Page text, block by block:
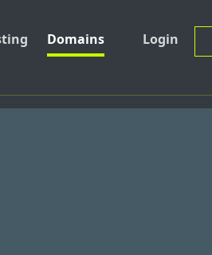
Domains Login